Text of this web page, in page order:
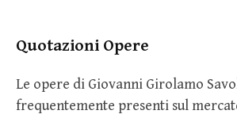
Quotazioni Opere
Le opere di Giovanni Girolamo
frequentemente presenti sul